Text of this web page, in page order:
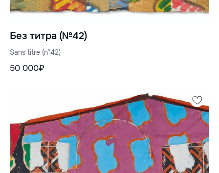
Без титра (№42)
Sans titre (n°42)
50 000₽